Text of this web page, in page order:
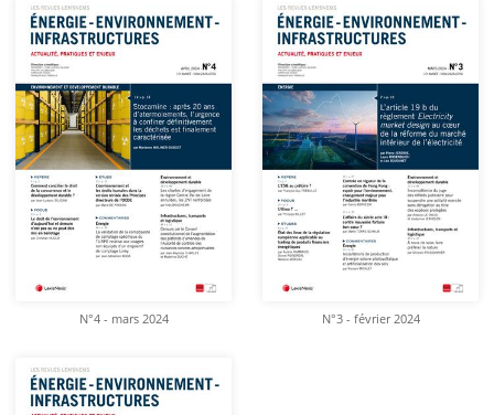
N°4 - mars 2024 N°3 - février 2024